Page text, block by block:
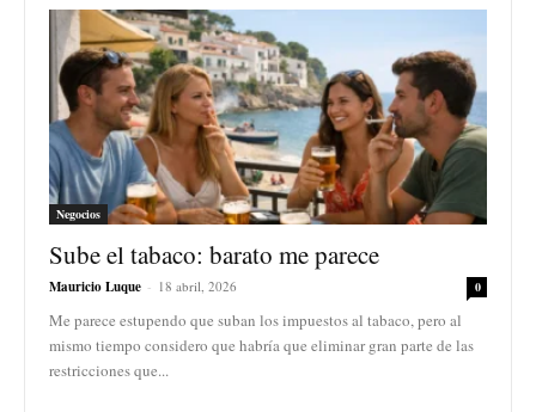
Negocios
Sube el tabaco: barato me parece
Mauricio Luque - 18 abril, 2026 0
Me parece estupendo que suban los impuestos al tabaco, pero al
mismo tiempo considero que habría que eliminar gran parte de las
restricciones que...